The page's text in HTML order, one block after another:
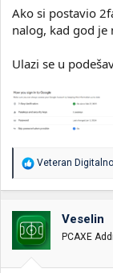
Ako si postavio
nalog, kad god je
Ulazi se u
R
a
o
v
a
n
Veteran
Veselin
PCAXE